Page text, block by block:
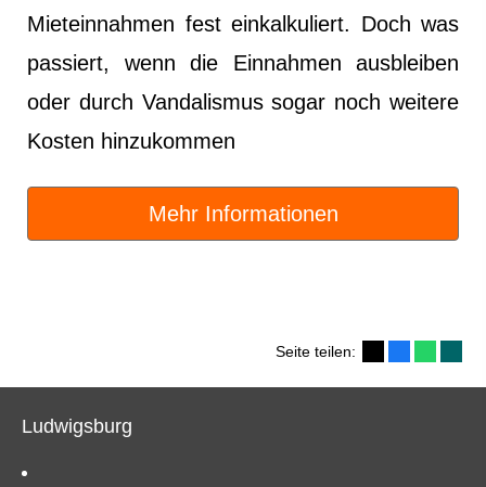
Mieteinnahmen fest einkalkuliert. Doch was
passiert, wenn die Einnahmen ausbleiben
oder durch Vandalismussogar noch weitere
Kosten hinzukommen
Mehr Informationen
Seite teilen:
Ludwigsburg